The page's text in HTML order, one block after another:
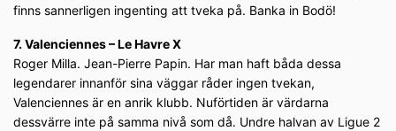
finns sannerligen ingenting att tveka på. Banka in Bodö!
7. Valenciennes – Le Havre X
Roger Milla. Jean-Pierre Papin. Har man haft båda dessa
legendarer innanför sina väggar råder ingen tvekan,
Valenciennes är en anrik klubb. Nuförtiden är värdarna
dessvärre inte på samma nivå som då. Undre halvan av Ligue 2